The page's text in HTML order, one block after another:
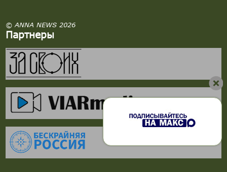
© ANNA NEWS 2026
Партнеры